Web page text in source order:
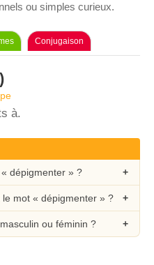
ou simples curieux.
Conjugaison
à.
dépigmenter » ?
mot « dépigmenter » ?
ou féminin ?